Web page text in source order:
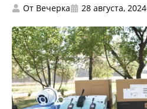
От Вечерка 28 августа, 2024